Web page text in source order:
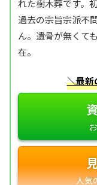
れた樹木葬です。
過去の宗旨宗派不
ん。遺骨が無くて
在。
＼最新